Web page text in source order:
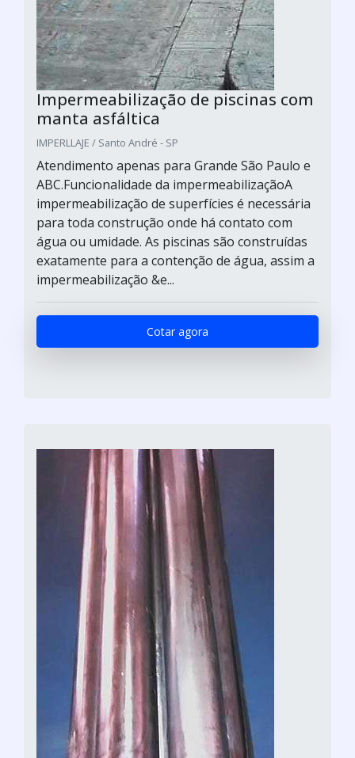
Impermeabilização de piscinas com
manta asfáltica
IMPERLLAJE / Santo André - SP
Atendimento apenas para Grande São Paulo e
ABC.Funcionalidade da impermeabilizaçãoA
impermeabilização de superfícies é necessária
para toda construção onde há contato com
água ou umidade. As piscinas são construídas
exatamente para a contenção de água, assim a
impermeabilização &e...
Cotar agora